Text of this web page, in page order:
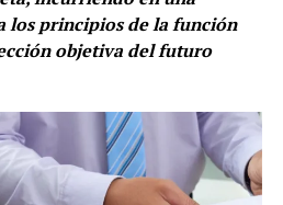
los principios de la función
objetiva del futuro